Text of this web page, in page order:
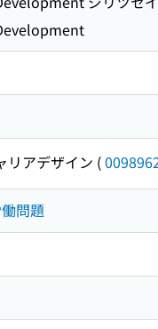
リアデザイン (
問題